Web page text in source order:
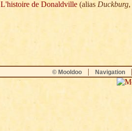
L'histoire de Donaldville (alias Duckburg
© Mooldoo| Navigation